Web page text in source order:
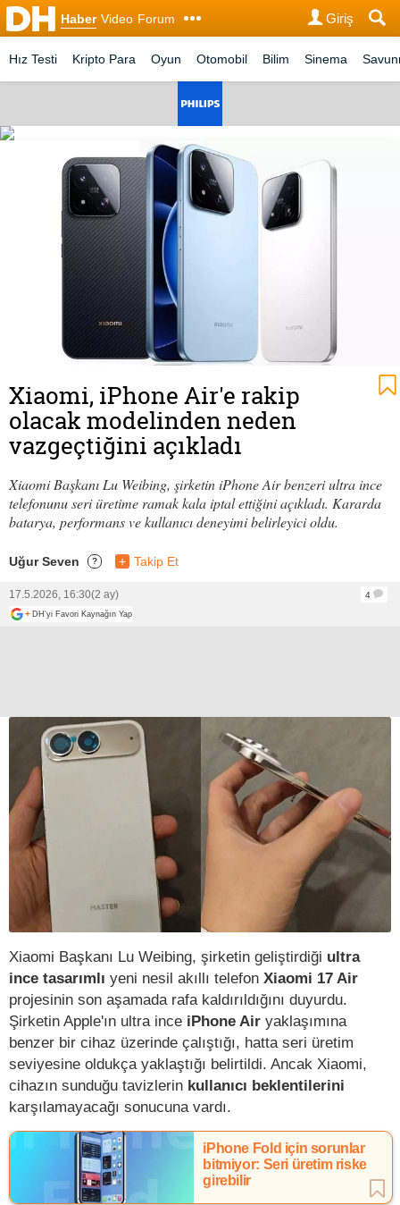
Haber Video Forum Giriş
Hız Testi Kripto Para Oyun Otomobil Bilim Sinema
Xiaomi, iPhone Air'e rakip
olacak modelinden neden
vazgeçtiğini açıkladı
Xiaomi Başkanı Lu Weibing, şirketin iPhone Air benzeri ultra ince
telefonunu seri üretime ramak kala iptal ettiğini açıkladı. Kararda
batarya, performans ve kullanıcı deneyimi belirleyici oldu.
Uğur Seven ? + Takip Et
17.5.2026, 16:30(2 ay)
4
+ DH'yi Favori Kaynağın Yap
Xiaomi Başkanı Lu Weibing, şirketin geliştirdiği ultra
ince tasarımlı yeni nesil akıllı telefon Xiaomi 17 Air
projesinin son aşamada rafa kaldırıldığını duyurdu.
Şirketin Apple'ın ultra ince iPhone Air yaklaşımına
benzer bir cihaz üzerinde çalıştığı, hatta seri üretim
seviyesine oldukça yaklaştığı belirtildi. Ancak Xiaomi,
cihazın sunduğu tavizlerin kullanıcı beklentilerini
karşılamayacağı sonucuna vardı.
iPhone Fold için sorunlar
bitmiyor: Seri üretim riske
girebilir